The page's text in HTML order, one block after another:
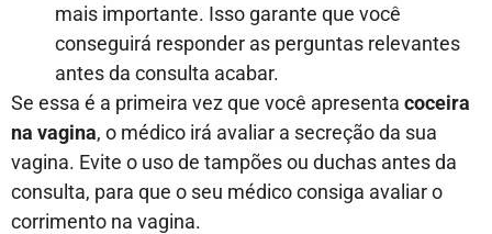
mais importante. Isso garante que você
conseguirá responder as perguntas relevantes
antes da consulta acabar.
Se essa é a primeira vez que você apresenta coceira
na vagina, o médico irá avaliar a secreção da sua
vagina. Evite o uso de tampões ou duchas antes da
consulta, para que o seu médico consiga avaliar o
corrimento na vagina.